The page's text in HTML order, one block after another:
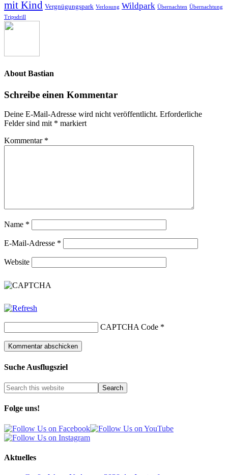
mit Kind Vergnügungspark Verlosung Wildpark Übernachten Übernachtung
Tripsdrill
AboutBastian
Schreibe einen Kommentar
Deine E-Mail-Adresse wird nicht veröffentlicht. Erforderliche
Felder sind mit * markiert
Kommentar *
Name *
E-Mail-Adresse *
Website
CAPTCHA Code *
Suche Ausflugsziel
Folge uns!
Aktuelles